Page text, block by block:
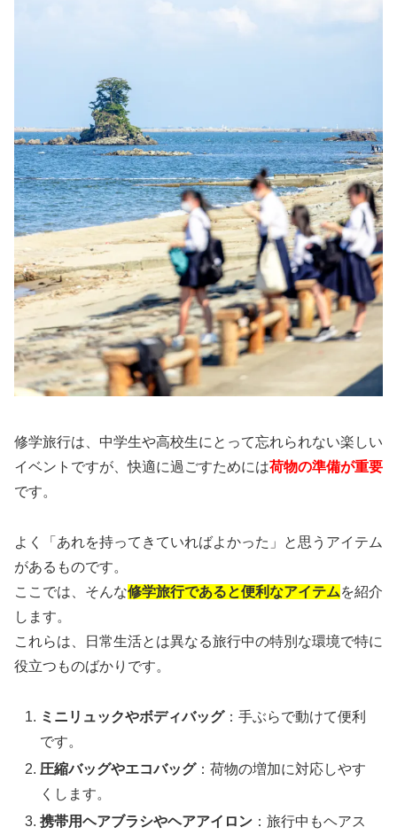
修学旅行は、中学生や高校生にとって忘れられない楽しい
イベントですが、快適に過ごすためには荷物の準備が重要
です。
よく「あれを持ってきていればよかった」と思うアイテム
があるものです。
ここでは、そんな修学旅行であると便利なアイテムを紹介
します。
これらは、日常生活とは異なる旅行中の特別な環境で特に
役立つものばかりです。
ミニリュックやボディバッグ：手ぶらで動けて便利
です。
圧縮バッグやエコバッグ：荷物の増加に対応しやす
くします。
携帯用ヘアブラシやヘアアイロン ：旅行中もヘアス